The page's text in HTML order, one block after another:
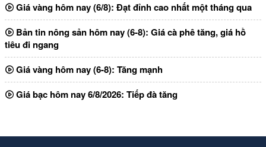
Giá vàng hôm nay (6/8): Đạt đỉnh cao nhất một tháng qua
Bản tin nông sản hôm nay (6-8): Giá cà phê tăng, giá hồ
tiêu đi ngang
Giá vàng hôm nay (6-8): Tăng mạnh
Giá bạc hôm nay 6/8/2026: Tiếp đà tăng